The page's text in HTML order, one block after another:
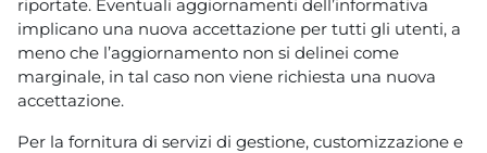
riportate. Eventuali aggiornamenti dell’informativa
implicano una nuova accettazione per tutti gli utenti, a
meno che l’aggiornamento non si delinei come
marginale, in tal caso non viene richiesta una nuova
accettazione.
Per la fornitura di servizi di gestione, customizzazione e